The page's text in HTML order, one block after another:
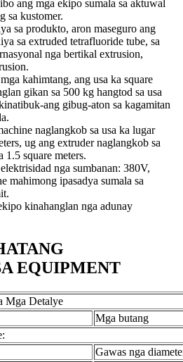
ang mga ekipo sumala sa aktuwal
sa kustomer.
sa produkto, aron maseguro ang
sa extruded tetrafluoride tube, sa
nga bertikal extrusion,
kahimtang, ang usa ka square
gikan sa 500 kg hangtod sa usa
ang gibug-aton sa kagamitan
naglangkob sa usa ka lugar
ug ang extruder naglangkob sa
1.5 square meters.
nga sumbanan: 380V,
mahimong ipasadya sumala sa
kinahanglan nga adunay
EQUIPMENT
Mga Detalye
Mga butang
Gawas nga